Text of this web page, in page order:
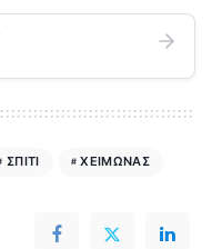
ΣΠΙΤΙ ΧΕΙΜΩΝΑΣ